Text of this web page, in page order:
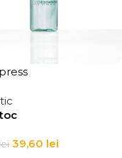
39,60 lei